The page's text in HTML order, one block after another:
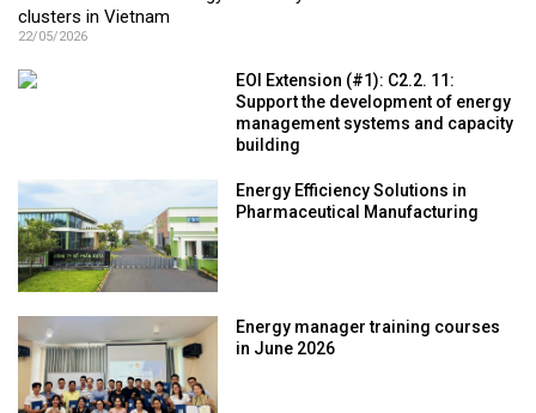
clusters in Vietnam
22/05/2026
EOI Extension (#1): C2.2. 11:
Support the development of energy
management systems and capacity
building
Energy Efficiency Solutions in
Pharmaceutical Manufacturing
Energy manager training courses
in June 2026